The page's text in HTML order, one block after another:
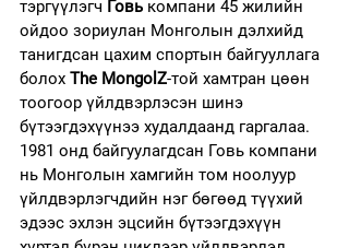
тэргүүлэгч Говь компани 45 жилийн
ойдоо зориулан Монголын дэлхийд
танигдсан цахим спортын байгууллага
болох The MongolZ-той хамтран цөөн
тоогоор үйлдвэрлэсэн шинэ
бүтээгдэхүүнээ худалдаанд гаргалаа.
1981 онд байгуулагдсан Говь компани
нь Монголын хамгийн том ноолуур
үйлдвэрлэгчдийн нэг бөгөөд түүхий
эдээс эхлэн эцсийн бүтээгдэхүүн